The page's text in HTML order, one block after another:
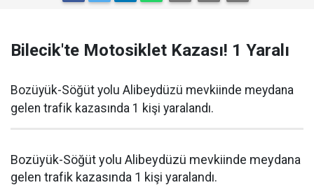
Bilecik'te Motosiklet Kazası! 1 Yaralı
Bozüyük-Söğüt yolu Alibeydüzü mevkiinde meydana
gelen trafik kazasında 1 kişi yaralandı.
Bozüyük-Söğüt yolu Alibeydüzü mevkiinde meydana
gelen trafik kazasında 1 kişi yaralandı.